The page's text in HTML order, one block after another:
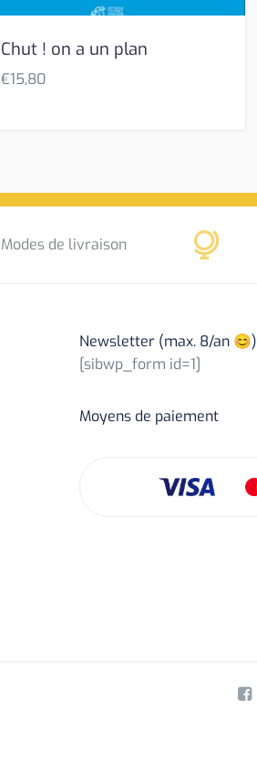
Chut ! on a un plan
€15,80
Modes de livraison
Newsletter (max. 8/an 😊)
[sibwp_form id=1]
Moyens de paiement